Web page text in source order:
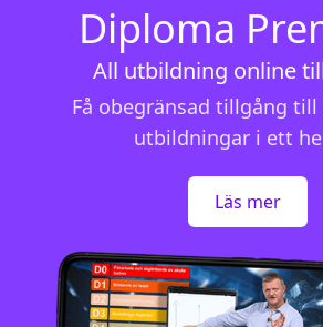
Diploma
All utbildning online
Få obegränsad tillgång
utbildningar i ett
Läs mer